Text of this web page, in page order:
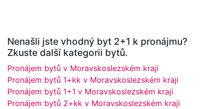
Nenašli jste vhodný byt 2+1 k pronájmu?
Zkuste další kategorii bytů.
Pronájem bytů v Moravskoslezském kraji
Pronájem bytů 1+kk v Moravskoslezském kraji
Pronájem bytů 1+1 v Moravskoslezském kraji
Pronájem bytů 2+kk v Moravskoslezském kraji